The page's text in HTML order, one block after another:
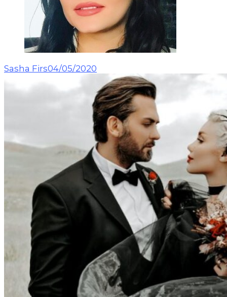
Sasha Firs04/05/2020